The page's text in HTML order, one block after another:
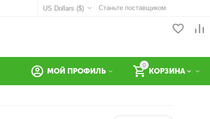
Станьте поставщиком
US Dollars ($)
0
КОРЗИНА
МОЙ ПРОФИЛЬ